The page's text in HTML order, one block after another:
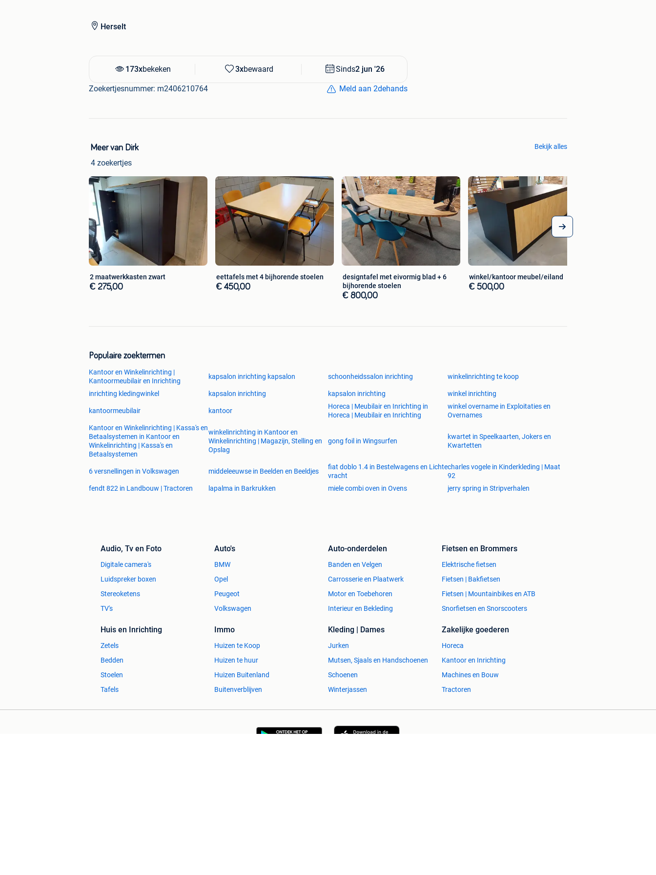
Herselt
173xbekeken 3xbewaard Sinds2 jun '26
Zoekertjesnummer: m2406210764 Meld aan 2dehands
Meer van Dirk
4 zoekertjes
Bekijk alles
2 maatwerkkasten zwart
€ 275,00
eettafels met 4 bijhorende stoelen
€ 450,00
designtafel met eivormig blad + 6
bijhorende stoelen
€ 800,00
winkel/kantoor meubel/eiland
€ 500,00
Populaire zoektermen
Kantoor en Winkelinrichting |
Kantoormeubilair en Inrichting
kapsalon inrichting kapsalon schoonheidssalon inrichting winkelinrichting te koop
inrichting kledingwinkel kapsalon inrichting kapsalon inrichting winkel inrichting
kantoormeubilair kantoor
Horeca | Meubilair en Inrichting in
Horeca | Meubilair en Inrichting
winkel overname in Exploitaties en
Overnames
Kantoor en Winkelinrichting | Kassa's en
Betaalsystemen in Kantoor en
Winkelinrichting | Kassa's en
Betaalsystemen
winkelinrichting in Kantoor en
Winkelinrichting | Magazijn, Stelling en
Opslag
gong foil in Wingsurfen
kwartet in Speelkaarten, Jokers en
Kwartetten
6 versnellingen in Volkswagen middeleeuwse in Beelden en Beeldjes
fiat doblo 1.4 in Bestelwagens en Lichte
vracht
charles vogele in Kinderkleding | Maat
92
fendt 822 in Landbouw | Tractoren
lapalma in Barkrukken miele combi oven in Ovens jerry spring in Stripverhalen
Audio, Tv en Foto
Digitale camera's
Luidspreker boxen
Stereoketens
TV's
Auto's
BMW
Opel
Peugeot
Volkswagen
Auto-onderdelen
Banden en Velgen
Carrosserie en Plaatwerk
Motor en Toebehoren
Interieur en Bekleding
Fietsen en Brommers
Elektrische fietsen
Fietsen | Bakfietsen
Fietsen | Mountainbikes en ATB
Snorfietsen en Snorscooters
Huis en Inrichting
Zetels
Bedden
Stoelen
Tafels
Immo
Huizen te Koop
Huizen te huur
Huizen Buitenland
Buitenverblijven
Kleding | Dames
Jurken
Mutsen, Sjaals en Handschoenen
Schoenen
Winterjassen
Zakelijke goederen
Horeca
Kantoor en Inrichting
Machines en Bouw
Tractoren